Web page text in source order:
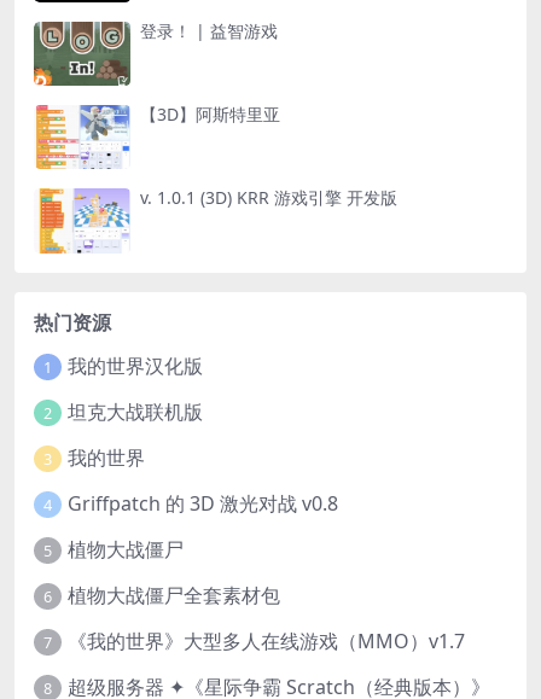
登录！ | 益智游戏
【3D】阿斯特里亚
v. 1.0.1 (3D) KRR 游戏引擎 开发版
热门资源
1 我的世界汉化版
2 坦克大战联机版
3 我的世界
4 Griffpatch 的 3D 激光对战 v0.8
5 植物大战僵尸
6 植物大战僵尸全套素材包
7 《我的世界》大型多人在线游戏（MMO）v1.7
8 超级服务器 ✦《星际争霸 Scratch（经典版本）》